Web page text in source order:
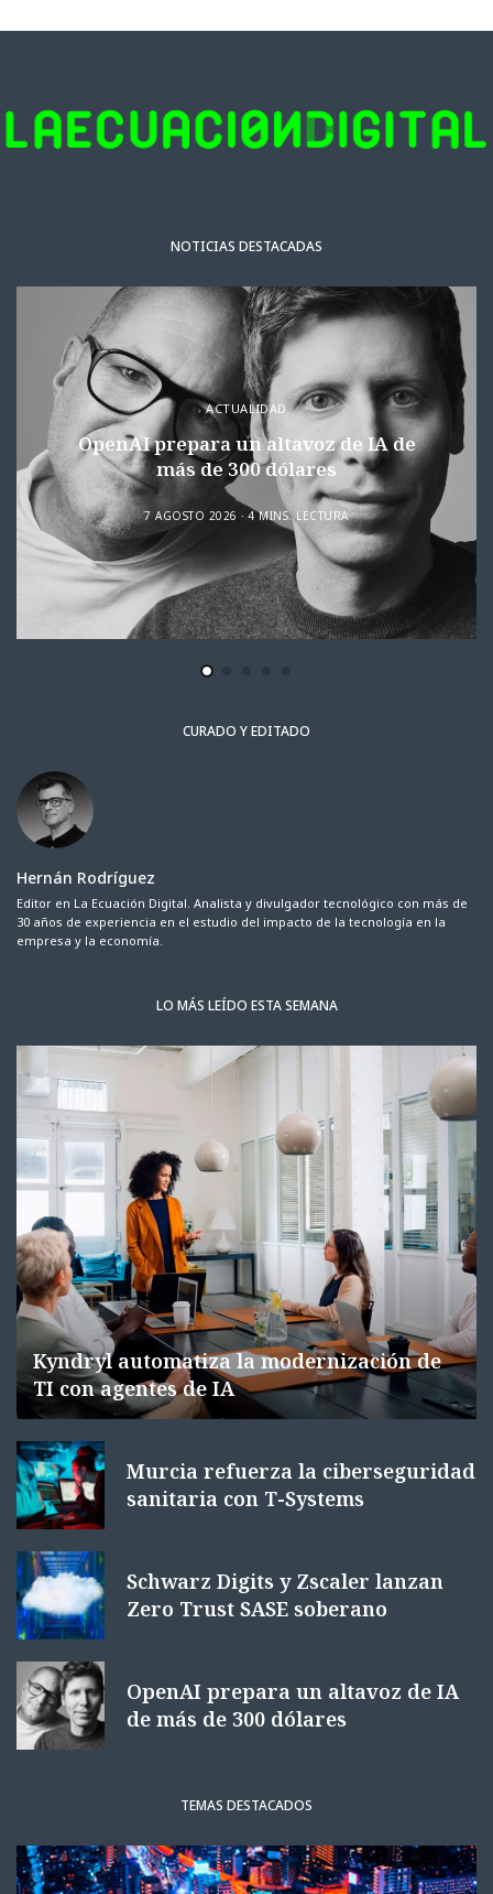
NOTICIAS DESTACADAS
ACTUALIDAD
OpenAI prepara un altavoz de IA de
más de 300 dólares
7 AGOSTO 2026 4 MINS. LECTURA
CURADO Y EDITADO
Hernán Rodríguez
Editor en La Ecuación Digital. Analista y divulgador tecnológico con más de
30 años de experiencia en el estudio del impacto de la tecnología en la
empresa y la economía.
LO MÁS LEÍDO ESTA SEMANA
Kyndryl automatiza la modernización de
TI con agentes de IA
Murcia refuerza la ciberseguridad
sanitaria con T-Systems
Schwarz Digits y Zscaler lanzan
Zero Trust SASE soberano
OpenAI prepara un altavoz de IA
de más de 300 dólares
TEMAS DESTACADOS